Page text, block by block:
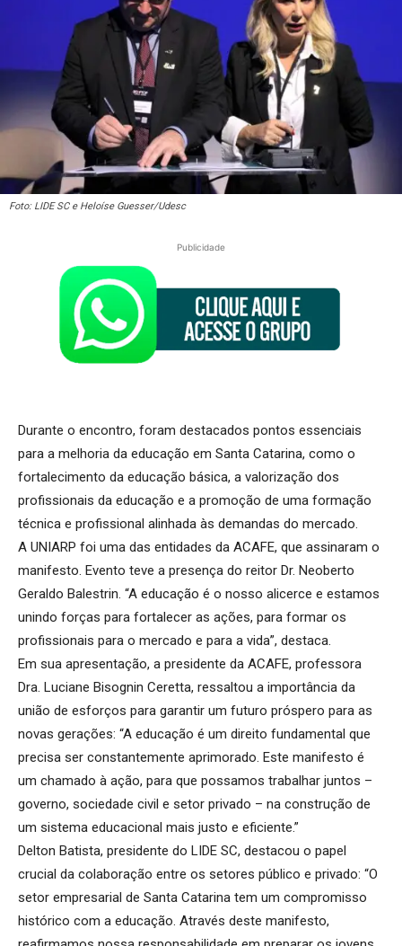
Foto: LIDE SC e Heloíse Guesser/Udesc
Publicidade
Durante o encontro, foram destacados pontos essenciais
para a melhoria da educação em Santa Catarina, como o
fortalecimento da educação básica, a valorização dos
profissionais da educação e a promoção de uma formação
técnica e profissional alinhada às demandas do mercado.
A UNIARP foi uma das entidades da ACAFE, que assinaram o
manifesto. Evento teve a presença do reitor Dr. Neoberto
Geraldo Balestrin. “A educação é o nosso alicerce e estamos
unindo forças para fortalecer as ações, para formar os
profissionais para o mercado e para a vida”, destaca.
Em sua apresentação, a presidente da ACAFE, professora
Dra. Luciane Bisognin Ceretta, ressaltou a importância da
união de esforços para garantir um futuro próspero para as
novas gerações: “A educação é um direito fundamental que
precisa ser constantemente aprimorado. Este manifesto é
um chamado à ação, para que possamos trabalhar juntos –
governo, sociedade civil e setor privado – na construção de
um sistema educacional mais justo e eficiente.”
Delton Batista, presidente do LIDE SC, destacou o papel
crucial da colaboração entre os setores público e privado: “O
setor empresarial de Santa Catarina tem um compromisso
histórico com a educação. Através deste manifesto,